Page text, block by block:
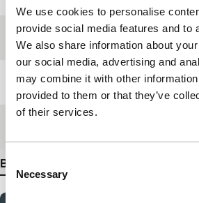
We use cookies to personalise
provide social media features and to
We also share information about
our social media, advertising and
may combine it with other information
provided to them or that they’ve
of their services.
Consent
Selection
Necessary
Festivaleditie
Lengte 104'
Bekijk meer details